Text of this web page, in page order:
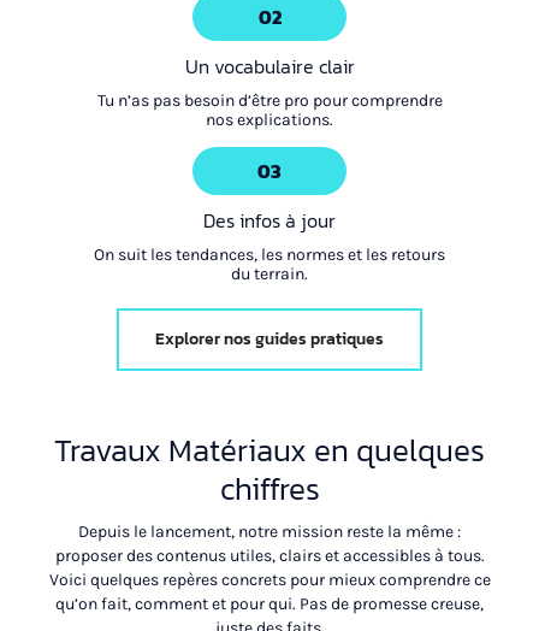
02
Un vocabulaire clair
Tu n’as pas besoin d’être pro pour comprendre
nos explications.
03
Des infos à jour
On suit les tendances, les normes et les retours
du terrain.
Explorer nos guides pratiques
Travaux Matériaux en quelques
chiffres
Depuis le lancement, notre mission reste la même :
proposer des contenus utiles, clairs et accessibles à tous.
Voici quelques repères concrets pour mieux comprendre ce
qu’on fait, comment et pour qui. Pas de promesse creuse,